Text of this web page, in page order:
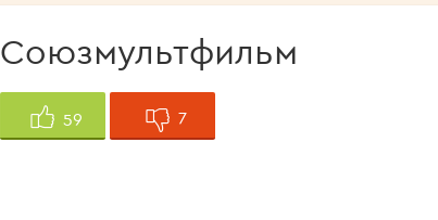
Союзмультфильм
59 7